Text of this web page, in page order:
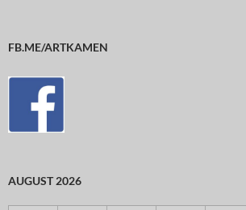
FB.ME/ARTKAMEN
AUGUST 2026